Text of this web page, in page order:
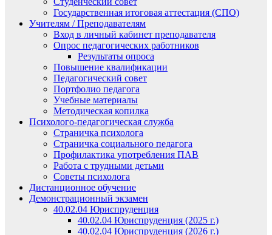
Государственная итоговая аттестация (СПО)
Учителям / Преподавателям
Вход в личный кабинет преподавателя
Опрос педагогических работников
Результаты опроса
Повышение квалификации
Педагогический совет
Портфолио педагога
Учебные материалы
Методическая копилка
Психолого-педагогическая служба
Страничка психолога
Страничка социального педагога
Профилактика употребления ПАВ
Работа с трудными детьми
Советы психолога
Дистанционное обучение
Демонстрационный экзамен
40.02.04 Юриспруденция
40.02.04 Юриспруденция (2025 г.)
40.02.04 Юриспруденция (2026 г.)